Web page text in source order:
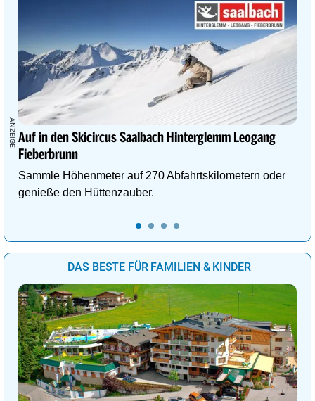
Auf in den Skicircus Saalbach Hinterglemm Leogang
Fieberbrunn
Sammle Höhenmeter auf 270 Abfahrtskilometern oder
genieße den Hüttenzauber.
DAS BESTE FÜR FAMILIEN & KINDER